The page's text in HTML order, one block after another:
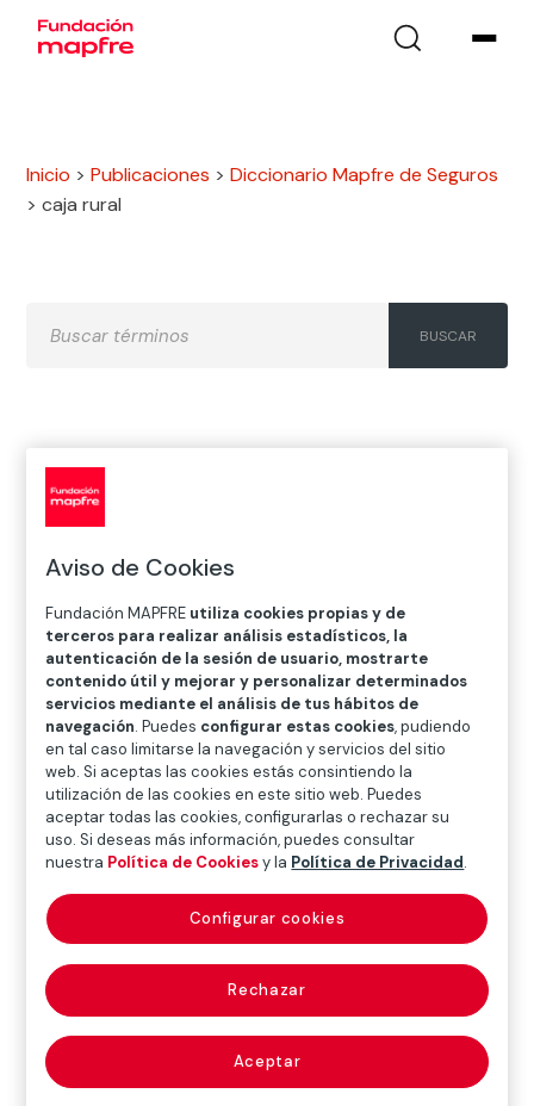
Inicio >Publicaciones >Diccionario Mapfre de Seguros
>caja rural
A B C D E F
G
H
Diccionario de seguros
caja rural (savings
bank [for farmers])
Cooperativas de crédito, cuyo objeto social es servir a
las necesidades financieras de sus socios y de
propias de las entidades de crédito. Su ámbito
operativo puede ser local, comarcal, provincial o
nacional, y generalmente fueron promovidas por
cooperativas agrarias. Originariamente desempeñaron
Aviso de Cookies
Fundación MAPFRE utiliza cookies propias y de
terceros para realizar análisis estadísticos, la
autenticación de la sesión de usuario, mostrarte
contenido útil y mejorar y personalizar determinados
servicios mediante el análisis de tus hábitos de
navegación. Puedes configurar estas cookies, pudiendo
en tal caso limitarse la navegación y servicios del sitio
web. Si aceptas las cookies estás consintiendo la
utilización de las cookies en este sitio web. Puedes
aceptar todas las cookies, configurarlas o rechazar su
uso. Si deseas más información, puedes consultar
nuestra Política de Cookiesy la Política de Privacidad.
Rechazar
Aceptar
Configurar cookies